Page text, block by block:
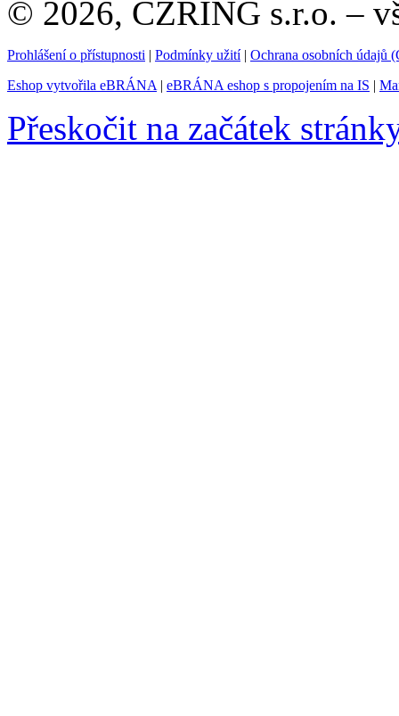
© 2026, CZRING s.r.o. –
Prohlášení o přístupnosti | Podmínky užití| Ochrana osobních údajů
Eshop vytvořila eBRÁNA | eBRÁNA eshop s propojením na IS |
Přeskočit na začátek